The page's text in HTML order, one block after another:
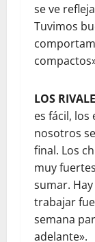
se ve
Tuvimos
LOS
es fácil, los
nosotros
final. Los
muy
sumar.
trabajar
semana
adelante».